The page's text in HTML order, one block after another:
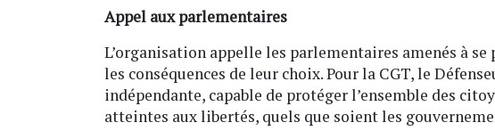
Appel aux parlementaires
L’organisation appelle les parlementaires amenés à
les conséquences de leur choix. Pour la CGT, le
indépendante, capable de protéger l’ensemble des
atteintes aux libertés, quels que soient les